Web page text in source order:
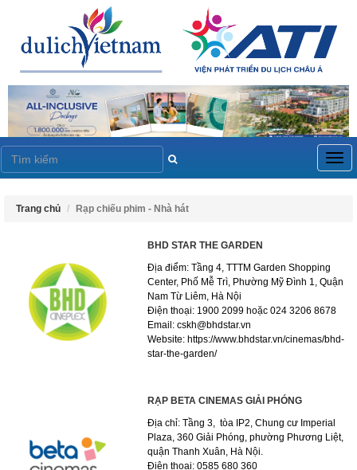
Trang chủ Rạp chiếu phim - Nhà hát
BHD STAR THE GARDEN
Địa điểm: Tầng 4, TTTM Garden Shopping
Center, Phố Mễ Trì, Phường Mỹ Đình 1, Quận
Nam Từ Liêm, Hà Nội
Điện thoại: 1900 2099 hoặc 024 3206 8678
Email: cskh@bhdstar.vn
Website: https://www.bhdstar.vn/cinemas/bhd-
star-the-garden/
RẠP BETA CINEMAS GIẢI PHÓNG
Địa chỉ: Tầng 3, tòa IP2, Chung cư Imperial
Plaza, 360 Giải Phóng, phường Phương Liệt,
quận Thanh Xuân, Hà Nội.
Điện thoại: 0585 680 360